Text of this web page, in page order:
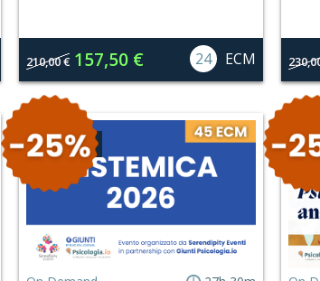
210,00 € 157,50 € 24 ECM
CONVEGNO